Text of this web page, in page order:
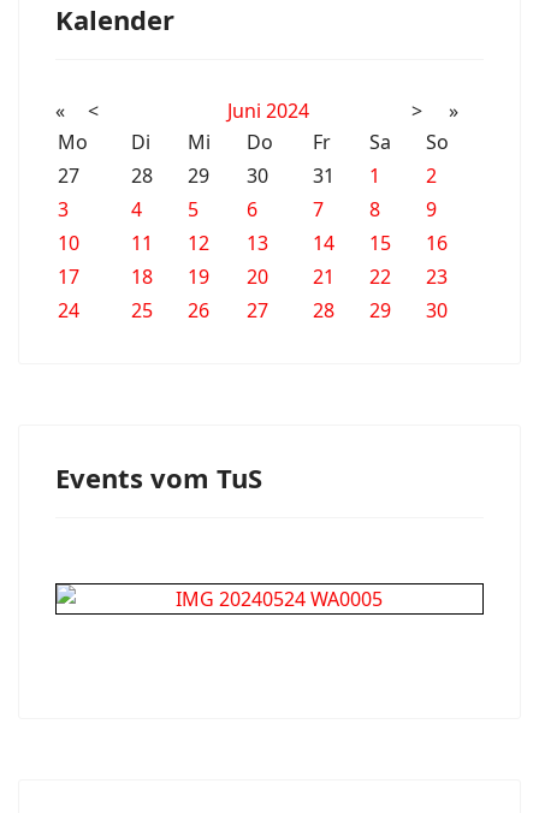
Kalender
« < Juni 2024 >
»
Mo
Di Mi Do Fr Sa
So
27
28 29 30 31 1
2
3
4 5 6 7 8
9
10
11 12 13 14 15
16
17
18 19 20 21 22
23
24
25 26 27 28 29 30
Events vom TuS